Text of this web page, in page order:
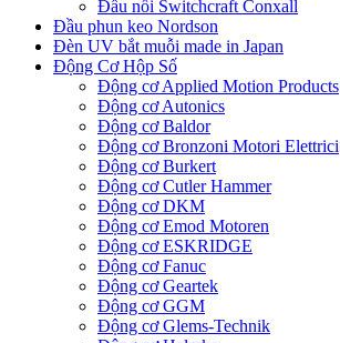
Đầu nối Switchcraft Conxall
Đầu phun keo Nordson
Đèn UV bắt muỗi made in Japan
Động Cơ Hộp Số
Động cơ Applied Motion Products
Động cơ Autonics
Động cơ Baldor
Động cơ Bronzoni Motori Elettrici
Động cơ Burkert
Động cơ Cutler Hammer
Động cơ DKM
Động cơ Emod Motoren
Động cơ ESKRIDGE
Động cơ Fanuc
Động cơ Geartek
Động cơ GGM
Động cơ Glems-Technik